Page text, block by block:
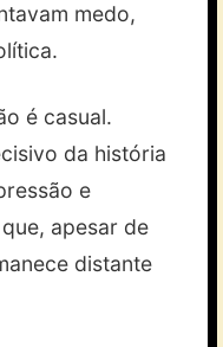
medo,
é casual.
da história
e
apesar de
distante